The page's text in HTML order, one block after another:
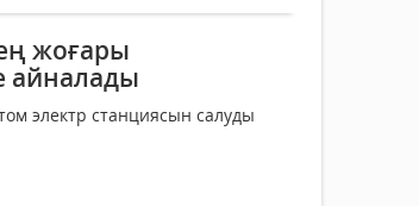
жоғары
айналады
электр станциясын салуды